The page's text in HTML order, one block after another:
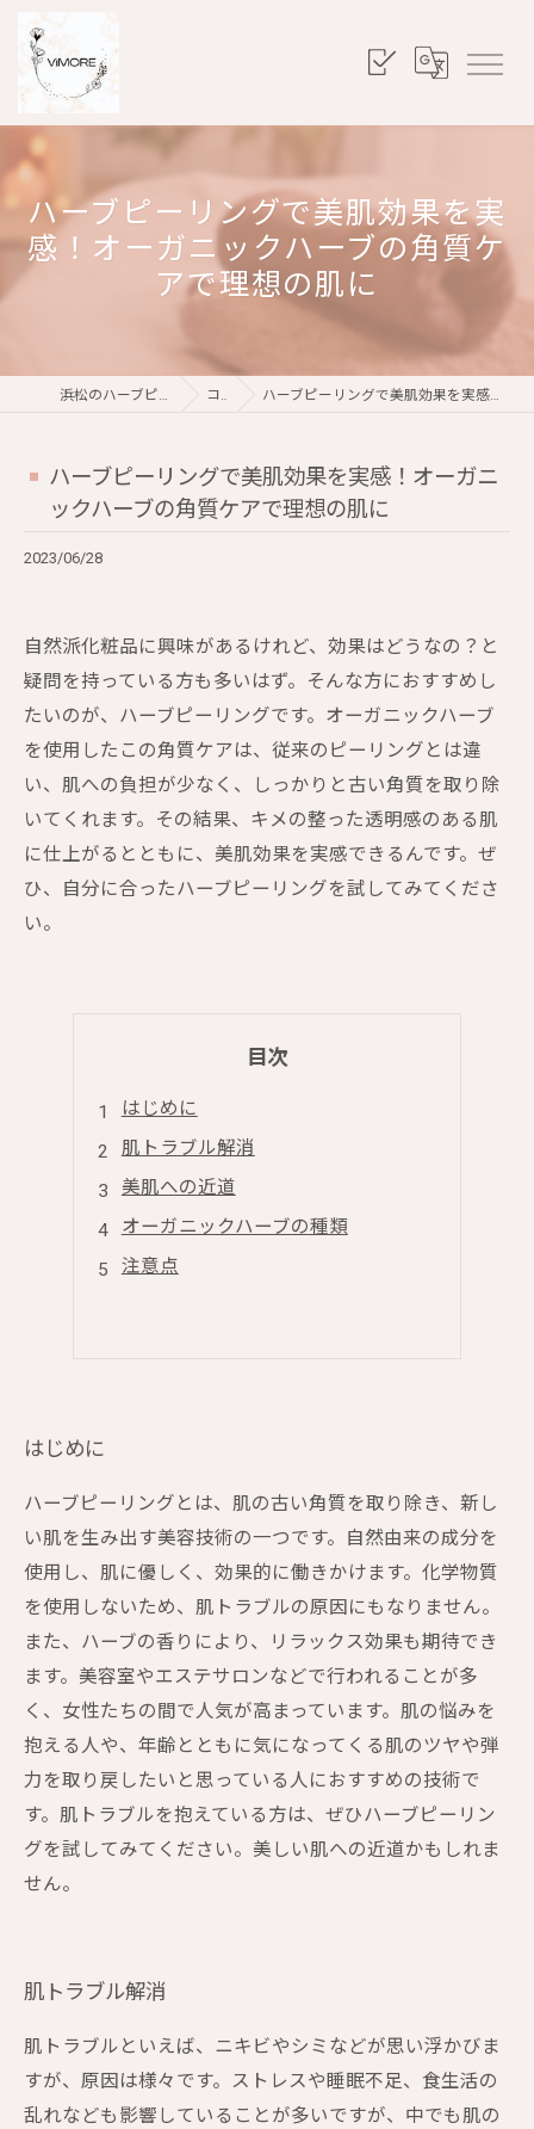
ハーブピーリングで美肌効果を実
感！オーガニックハーブの角質ケ
アで理想の肌に
浜松のハーブピーリングならViMORE コラム ハーブピーリングで美肌効果を実感！オーガニックハーブの角質ケアで理想の肌に
ハーブピーリングで美肌効果を実感！オーガニ
ックハーブの角質ケアで理想の肌に
2023/06/28
自然派化粧品に興味があるけれど、効果はどうなの？と
疑問を持っている方も多いはず。そんな方におすすめし
たいのが、ハーブピーリングです。オーガニックハーブ
を使用したこの角質ケアは、従来のピーリングとは違
い、肌への負担が少なく、しっかりと古い角質を取り除
いてくれます。その結果、キメの整った透明感のある肌
に仕上がるとともに、美肌効果を実感できるんです。ぜ
ひ、自分に合ったハーブピーリングを試してみてくださ
い。
目次
はじめに
肌トラブル解消
美肌への近道
オーガニックハーブの種類
注意点
はじめに
ハーブピーリングとは、肌の古い角質を取り除き、新し
い肌を生み出す美容技術の一つです。自然由来の成分を
使用し、肌に優しく、効果的に働きかけます。化学物質
を使用しないため、肌トラブルの原因にもなりません。
また、ハーブの香りにより、リラックス効果も期待でき
ます。美容室やエステサロンなどで行われることが多
く、女性たちの間で人気が高まっています。肌の悩みを
抱える人や、年齢とともに気になってくる肌のツヤや弾
力を取り戻したいと思っている人におすすめの技術で
す。肌トラブルを抱えている方は、ぜひハーブピーリン
グを試してみてください。美しい肌への近道かもしれま
せん。
肌トラブル解消
肌トラブルといえば、ニキビやシミなどが思い浮かびま
すが、原因は様々です。ストレスや睡眠不足、食生活の
乱れなども影響していることが多いですが、中でも肌の